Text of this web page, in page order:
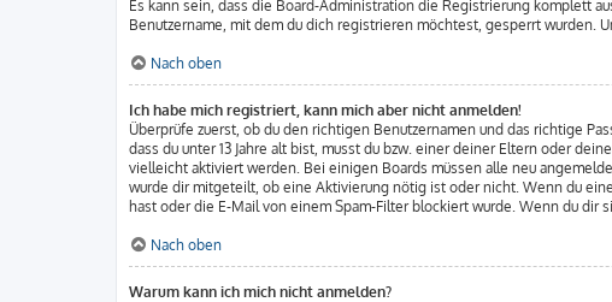
Es kann sein, dass die Board-Administration die Registrierung komplett
Benutzername, mit dem du dich registrieren möchtest, gesperrt wurden.
Nach oben
Ich habe mich registriert, kann mich aber nicht anmelden!
Überprüfe zuerst, ob du den richtigen Benutzernamen und das richtige
dass du unter 13 Jahre alt bist, musst du bzw. einer deiner Eltern oder
vielleicht aktiviert werden. Bei einigen Boards müssen alle neu
wurde dir mitgeteilt, ob eine Aktivierung nötig ist oder nicht. Wenn du
hast oder die E-Mail von einem Spam-Filter blockiert wurde. Wenn du
Nach oben
Warum kann ich mich nicht anmelden?